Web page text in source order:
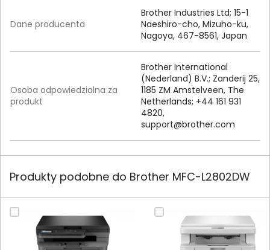
Dane producenta
Brother Industries Ltd; 15-1
Naeshiro-cho, Mizuho-ku,
Nagoya, 467-8561, Japan
Osoba odpowiedzialna za
produkt
Brother International
(Nederland) B.V.; Zanderij 25,
1185 ZM Amstelveen, The
Netherlands; +44 161 931
4820,
support@brother.com
Produkty podobne do Brother MFC-L2802DW